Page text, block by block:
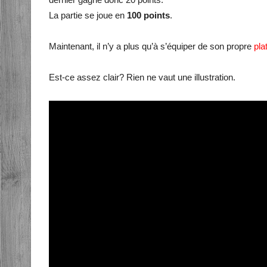
La partie se joue en 100 points.
Maintenant, il n’y a plus qu’à s’équiper de son propre
Est-ce assez clair? Rien ne vaut une illustration.